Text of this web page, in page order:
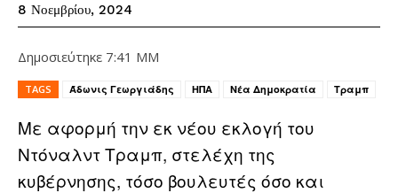
8 Νοεμβρίου, 2024
Δημοσιεύτηκε 7:41 ΜΜ
TAGS Άδωνις Γεωργιάδης ΗΠΑ Νέα Δημοκρατία Τραμπ
Με αφορμή την εκ νέου εκλογή του
Ντόναλντ Τραμπ, στελέχη της
κυβέρνησης, τόσο βουλευτές όσο και